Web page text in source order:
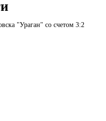
"Ураган" со счетом 3:2